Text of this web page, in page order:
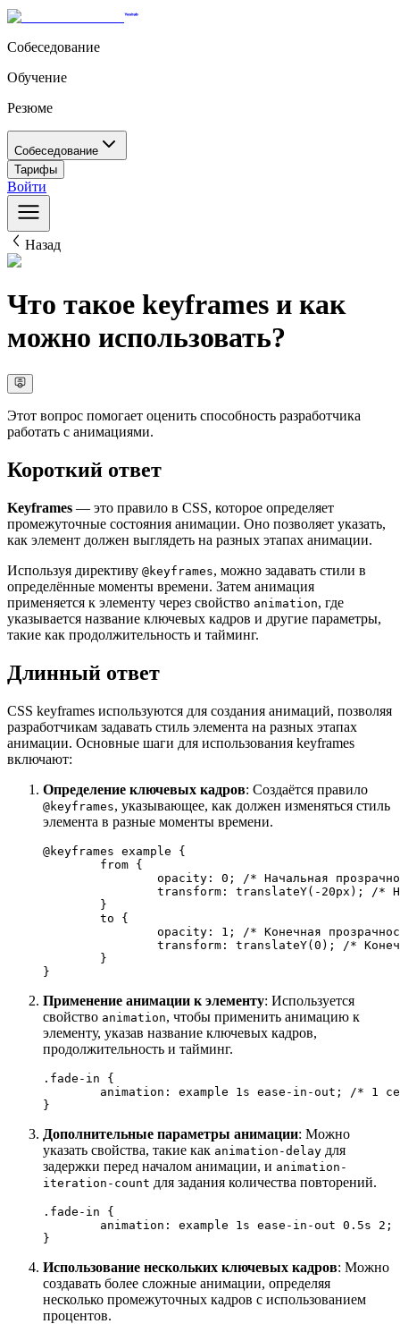
Собеседование
Обучение
Резюме
Собеседование
Тарифы
Войти
Назад
Что такое keyframes и как
можно использовать?
Этот вопрос помогает оценить способность разработчика
работать с анимациями.
Короткий ответ
Keyframes — это правило в CSS, которое определяет
промежуточные состояния анимации. Оно позволяет указать,
как элемент должен выглядеть на разных этапах анимации.
Используя директиву @keyframes, можно задавать стили в
определённые моменты времени. Затем анимация
применяется к элементу через свойство animation, где
указывается название ключевых кадров и другие параметры,
такие как продолжительность и тайминг.
Длинный ответ
CSS keyframes используются для создания анимаций, позволяя
разработчикам задавать стиль элемента на разных этапах
анимации. Основные шаги для использования keyframes
включают:
Определение ключевых кадров: Создаётся правило
@keyframes, указывающее, как должен изменяться стиль
элемента в разные моменты времени.
@keyframes example {
from {
opacity : 0 ;
/* Начальная
transform : translateY(- 20px );
/*
to {
opacity : 1 ;
/* Конечная
transform : translateY( 0 );
/*
}
Применение анимации к элементу: Используется
свойство animation, чтобы применить анимацию к
элементу, указав название ключевых кадров,
продолжительность и тайминг.
.fade-in {
animation : example 1s ease-in-out;
/* 1
}
Дополнительные параметры анимации: Можно
указать свойства, такие как animation-delay для
задержки перед началом анимации, и animation-
iteration-count для задания количества повторений.
.fade-in {
animation : example 1s ease-in-out 0.5s 2 ;
}
Использование нескольких ключевых кадров: Можно
создавать более сложные анимации, определяя
несколько промежуточных кадров с использованием
процентов.